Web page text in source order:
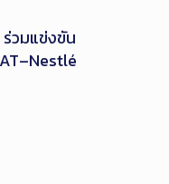
วมแข่งขัน